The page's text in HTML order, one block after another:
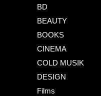
BD
BEAUTY
BOOKS
CINEMA
COLD MUSIK
DESIGN
Films